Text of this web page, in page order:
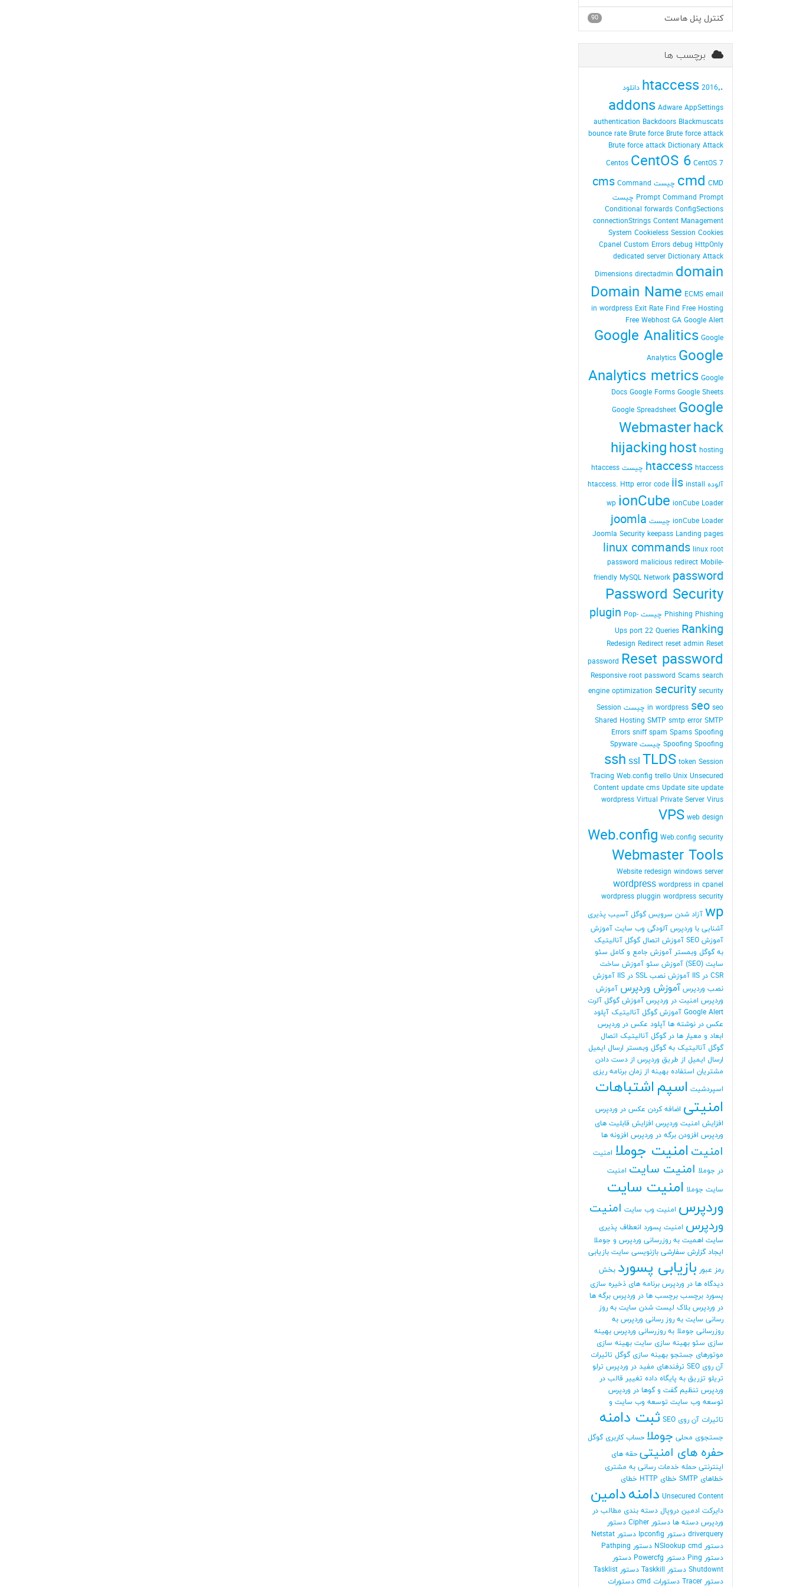
90 کنترل پنل هاست
برچسب ها
.htaccess2016٬ دانلود
addons Adware AppSettings
authentication Backdoors Blackmuscats
bounce rate Brute force Brute force attack
Brute force attack Dictionary Attack
Centos CentOS 6 CentOS 7
cmd CMD چیست cms Command
Prompt Command Prompt چیست
Conditional forwards ConfigSections
connectionStrings Content Management
System Cookieless Session Cookies
Cpanel Custom Errors debug HttpOnly
dedicated server Dictionary Attack
Dimensions directadmin domain
Domain Name ECMS email
in wordpress Exit Rate Find Free Hosting
Free Webhost GA Google Alert
Google Analitics Google
Analytics Google
Analytics metrics Google
Docs Google Forms Google Sheets
Google Spreadsheet Google
Webmasterhack
hijackinghost hosting
htaccess htaccess چیست
htaccess
آلوده
htaccess. Http error code iis install
wp ionCube ionCube Loader
ionCube Loader چیست
joomla
Joomla Security keepass Landing pages
linux commands linux root
password malicious redirect Mobile-
friendly MySQL Network password
Password Security
Phishing Phishing چیست plugin Pop-
Ups port 22 Queries Ranking
Redesign Redirect reset admin Reset
password Reset password
Responsive root password Scams search
engine optimization security security
in wordpress seo seo چیست
Session
Shared Hosting SMTP smtp error SMTP
Errors sniff spam Spams Spoofing
Spoofing Spoofing چیست
Spyware
ssh ssl TLDS token Session
Tracing Web.config trello Unix Unsecured
Content update cms Update site update
wordpress Virtual Private Server Virus
VPS web design
Web.config Web.config security
Webmaster Tools
Website redesign windows server
wordpress wordpress in cpanel
wordpress pluggin wordpress security
wp آزاد شدن سرویس گوگل آسیب پذیری
آشنایی با وردپرس آلودگی وب سایت آموزش
آموزش SEO
آموزش اتصال گوگل آنالیتیک
به گوگل وبمستر آموزش جامع و کامل سئو
سایت (SEO)
آموزش سئو آموزش ساخت
CSR در IIS
آموزش نصب SSL در IIS
آموزش
نصب وردپرس آموزش وردپرس آموزش
وردپرس امنیت در وردپرس آموزش گوگل آلرت
Google Alert آموزش گوگل آنالیتیک آپلود
عکس در نوشته ها آپلود عکس در وردپرس
ابعاد و معیار ها در گوگل آنالیتیک اتصال
گوگل آنالیتیک به گوگل وبمستر ارسال ایمیل
ارسال ایمیل از طریق وردپرس از دست دادن
مشتریان استفاده بهینه از زمان برنامه ریزی
اسپردشیت اسپم اشتباهات
امنیتی اضافه کردن عکس در وردپرس
افزایش امنیت وردپرس افزایش قابلیت های
وردپرس افزودن برگه در وردپرس افزونه ها
امنیت امنیت جوملا امنیت
در جوملا امنیت سایت امنیت
سایت جوملا امنیت سایت
وردپرس امنیت وب سایت امنیت
وردپرس امنیت پسورد انعطاف پذیری
سایت اهمیت به روزرسانی وردپرس و جوملا
ایجاد گزارش سفارشی بازنویسی سایت بازیابی
رمز عبور بازیابی پسورد بخش
دیدگاه ها در وردپرس برنامه های ذخیره سازی
پسورد برچسب برچسب ها در وردپرس برگه ها
در وردپرس بلاک لیست شدن سایت به روز
رسانی سایت به روز رسانی وردپرس به
روزرسانی جوملا به روزرسانی وردپرس بهینه
سازی سئو بهینه سازی سایت بهینه سازی
موتورهای جستجو بهینه سازی گوگل تاثیرات
آن روی SEO
ترفندهای مفید در وردپرس ترلو
تریلو تزریق به پایگاه داده تغییر قالب در
وردپرس تنظیم گفت و گوها در وردپرس
توسعه وب سایت توسعه وب سایت و
تاثیرات آن روی SEO
ثبت دامنه
جستجوی محلی جوملا حساب کاربری گوگل
حفره های امنیتی حقه های
اینترنتی حمله خدمات رسانی به مشتری
خطاهای SMTP
خطای HTTP
خطای
Unsecured Content دامنهدامین
دایرکت ادمین دروپال دسته بندی مطالب در
وردپرس دسته ها دستور Cipher
دستور
driverquery دستور Ipconfig
دستور Netstat
دستور NSlookup cmd
دستور Pathping
دستور Ping
دستور Powercfg
دستور
Shutdownt دستور Taskkill
دستور Tasklist
دستور Tracer
دستورات cmd دستورات